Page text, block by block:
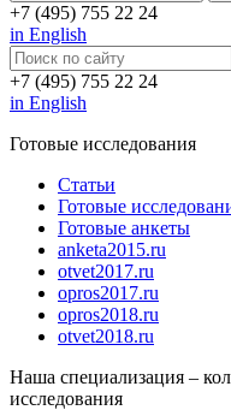
+7 (495) 755 22 24
in English
+7 (495) 755 22 24
in English
Готовые исследования
Статьи
Готовые
Готовые анкеты
anketa2015.ru
otvet2017.ru
opros2017.ru
opros2018.ru
otvet2018.ru
Наша специализация –
исследования